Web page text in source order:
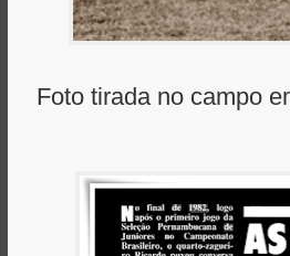
Foto tirada no campo